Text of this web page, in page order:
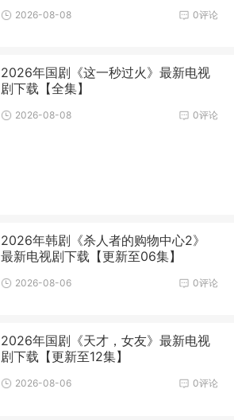
0评论
2026-08-08
2026年国剧《这一秒过火》最新电视
剧下载【全集】
0评论
2026-08-08
2026年韩剧《杀人者的购物中心2》
最新电视剧下载【更新至06集】
0评论
2026-08-06
2026年国剧《天才，女友》最新电视
剧下载【更新至12集】
0评论
2026-08-06